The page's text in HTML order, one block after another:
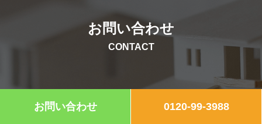
お問い合わせ 0120-99-3988
お問い合わせ
CONTACT
簡単にまとめた資料もご準備しております。 まずはお気